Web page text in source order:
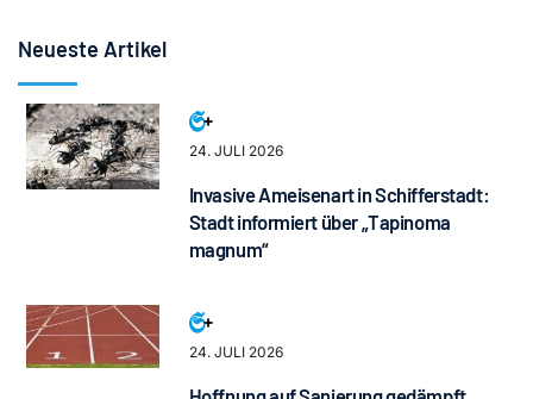
Neueste Artikel
24. JULI 2026
Invasive Ameisenart in Schifferstadt:
Stadt informiert über „Tapinoma
magnum“
24. JULI 2026